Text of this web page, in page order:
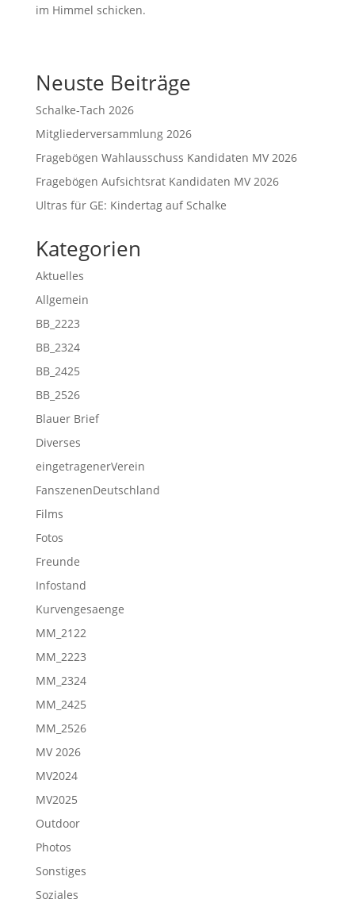
im Himmel schicken.
Neuste Beiträge
Schalke-Tach 2026
Mitgliederversammlung 2026
Fragebögen Wahlausschuss Kandidaten MV 2026
Fragebögen Aufsichtsrat Kandidaten MV 2026
Ultras für GE: Kindertag auf Schalke
Kategorien
Aktuelles
Allgemein
BB_2223
BB_2324
BB_2425
BB_2526
Blauer Brief
Diverses
eingetragenerVerein
FanszenenDeutschland
Films
Fotos
Freunde
Infostand
Kurvengesaenge
MM_2122
MM_2223
MM_2324
MM_2425
MM_2526
MV 2026
MV2024
MV2025
Outdoor
Photos
Sonstiges
Soziales